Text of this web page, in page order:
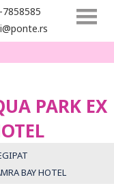
PARK EX
BAY HOTEL